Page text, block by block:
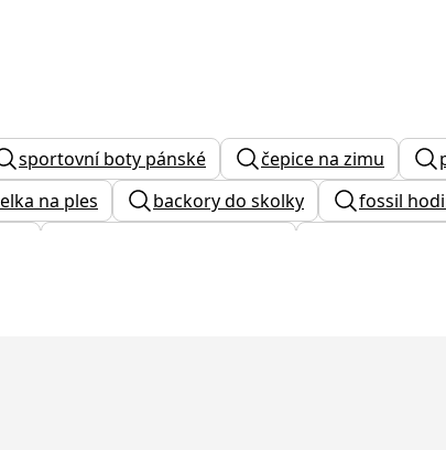
sportovní boty pánské čepice na zimu
na ples backory do skolky fossil